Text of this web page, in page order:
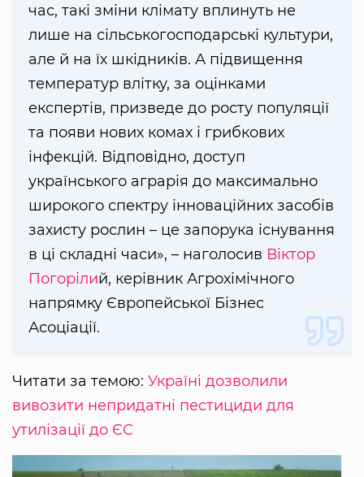
час, такі зміни клімату вплинуть не
лише на сільськогосподарські культури,
але й на їх шкідників. А підвищення
температур влітку, за оцінками
експертів, призведе до росту популяції
та появи нових комах і грибкових
інфекцій. Відповідно, доступ
українського аграрія до максимально
широкого спектру інноваційних засобів
захисту рослин – це запорука існування
в ці складні часи», – наголосив Віктор
Погорілий, керівник Агрохімічного
напрямку Європейської Бізнес
Асоціації.
Читати за темою: Україні дозволили
вивозити непридатні пестициди для
утилізації до ЄС